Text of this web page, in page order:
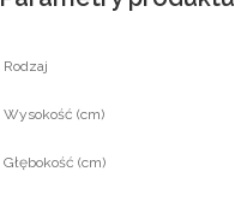
Rodzaj
Wysokość (cm)
Głębokość (cm)